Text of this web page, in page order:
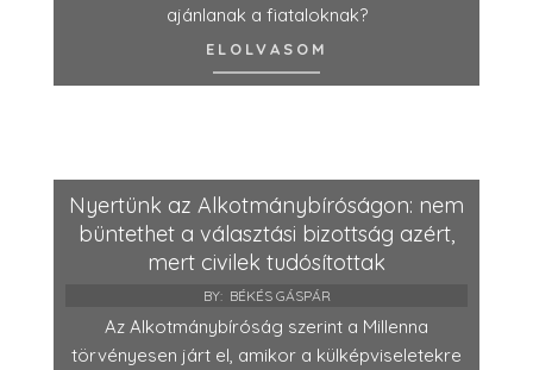
ajánlanak a fiataloknak?
ELOLVASOM
Nyertünk az Alkotmánybíróságon: nem
büntethet a választási bizottság azért,
mert civilek tudósítottak
BY: BÉKÉS GÁSPÁR
Az Alkotmánybíróság szerint a Millenna
törvényesen járt el, amikor a külképviseletekre